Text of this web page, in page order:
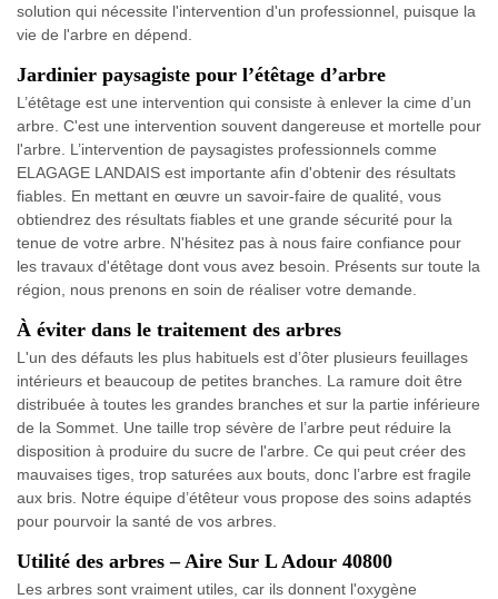
solution qui nécessite l'intervention d'un professionnel, puisque la
vie de l'arbre en dépend.
Jardinier paysagiste pour l’étêtage d’arbre
L’étêtage est une intervention qui consiste à enlever la cime d’un
arbre. C'est une intervention souvent dangereuse et mortelle pour
l'arbre. L’intervention de paysagistes professionnels comme
ELAGAGE LANDAIS est importante afin d'obtenir des résultats
fiables. En mettant en œuvre un savoir-faire de qualité, vous
obtiendrez des résultats fiables et une grande sécurité pour la
tenue de votre arbre. N'hésitez pas à nous faire confiance pour
les travaux d'étêtage dont vous avez besoin. Présents sur toute la
région, nous prenons en soin de réaliser votre demande.
À éviter dans le traitement des arbres
L'un des défauts les plus habituels est d’ôter plusieurs feuillages
intérieurs et beaucoup de petites branches. La ramure doit être
distribuée à toutes les grandes branches et sur la partie inférieure
de la Sommet. Une taille trop sévère de l’arbre peut réduire la
disposition à produire du sucre de l'arbre. Ce qui peut créer des
mauvaises tiges, trop saturées aux bouts, donc l’arbre est fragile
aux bris. Notre équipe d’étêteur vous propose des soins adaptés
pour pourvoir la santé de vos arbres.
Utilité des arbres – Aire Sur L Adour 40800
Les arbres sont vraiment utiles, car ils donnent l'oxygène